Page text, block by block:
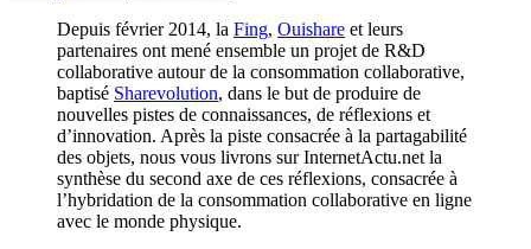
Depuis février 2014, la Fing, Ouishare et leurs
partenaires ont mené ensemble un projet de R&D
collaborative autour de la consommation collaborative,
baptisé Sharevolution, dans le but de produire de
nouvelles pistes de connaissances, de réflexions et
d’innovation. Après la piste consacrée à la partagabilité
des objets, nous vous livrons sur InternetActu.net la
synthèse du second axe de ces réflexions, consacrée à
l’hybridation de la consommation collaborative en ligne
avec le monde physique.